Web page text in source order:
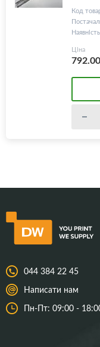
Код
Ціна
792.00
044 384 22 45
Написати нам
Пн-Пт: 09:00 -